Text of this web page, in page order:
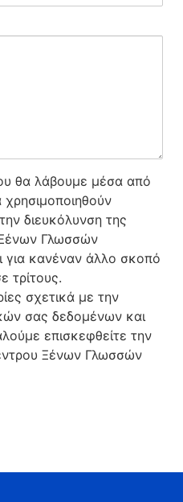
θα λάβουμε μέσα από
διευκόλυνση της
Ξένων Γλωσσών
κανέναν άλλο σκοπό
τρίτους.
σχετικά με την
σας δεδομένων και
επισκεφθείτε την
Ξένων Γλωσσών